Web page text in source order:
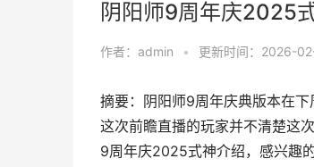
阴阳师9周年庆2025
作者： admin • 更新时间：2026-
摘要：阴阳师9周年庆典版本在
这次前瞻直播的玩家并不清楚这
9周年庆2025式神介绍，感兴趣